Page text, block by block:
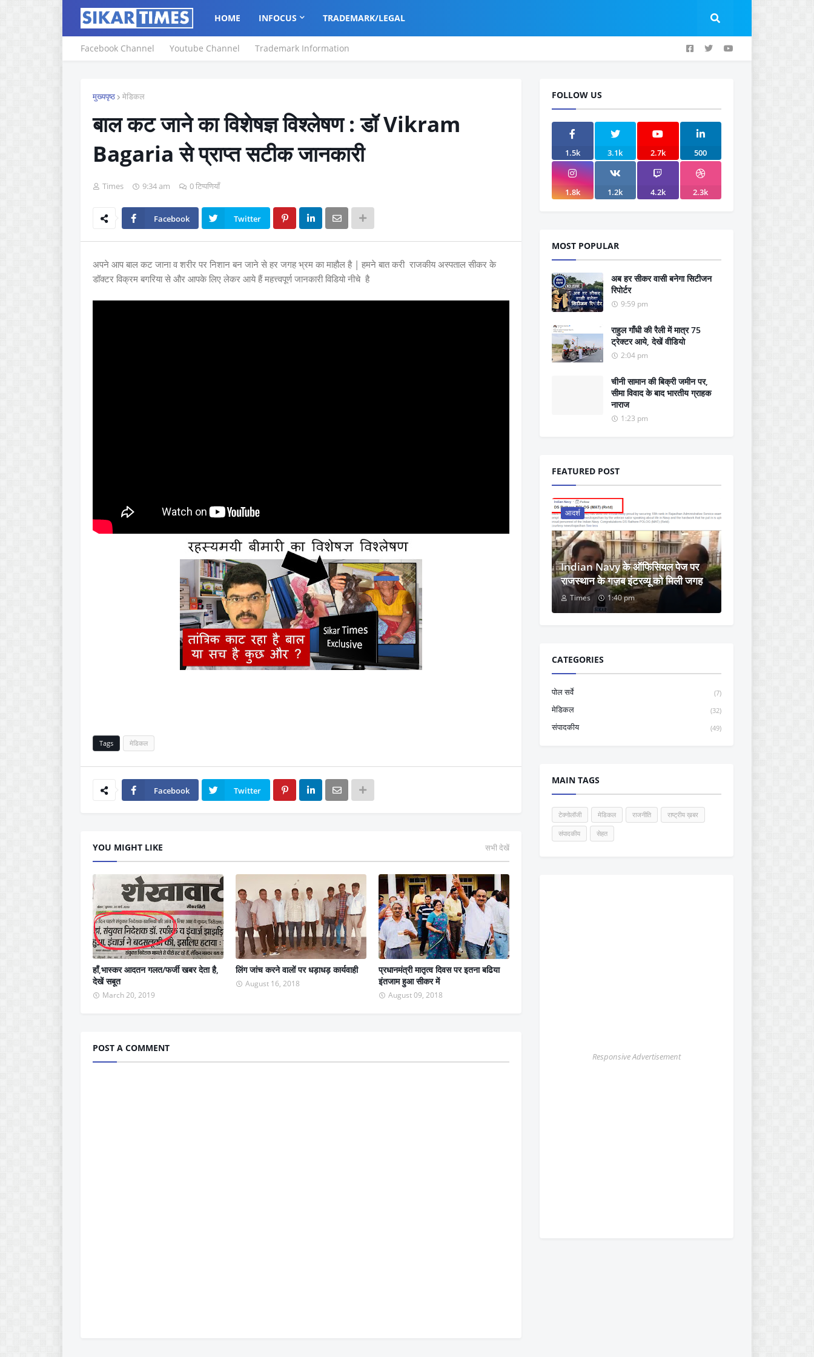
HOME INFOCUS TRADEMARK/LEGAL
Facebook Channel Youtube Channel Trademark Information
मुख्यपृष्ठ मेडिकल
बाल कट जाने का विशेषज्ञ विश्लेषण : डॉ Vikram
Bagaria से प्राप्त सटीक जानकारी
Times 9:34 am 0 टिप्पणियाँ
Facebook Twitter
अपने आप बाल कट जाना व शरीर पर निशान बन जाने से हर जगह भ्रम का माहौल है | हमने बात करी राजकीय अस्पताल सीकर के
डॉक्टर विक्रम बगरिया से और आपके लिए लेकर आये हैं महत्त्वपूर्ण जानकारी विडियो नीचे है
Tags मेडिकल
Facebook Twitter
YOU MIGHT LIKE सभी देखें
हाँ,भास्कर आदतन गलत/फर्जी खबर देता है,
देखें सबूत
March 20, 2019
लिंग जांच करने वालों पर धड़ाधड़ कार्यवाही
August 16, 2018
प्रधानमंत्री मातृत्व दिवस पर इतना बढिया
इंतजाम हुआ सीकर में
August 09, 2018
POST A COMMENT
FOLLOW US
1.5k 3.1k 2.7k 500
1.8k 1.2k 4.2k 2.3k
MOST POPULAR
अब हर सीकर वासी बनेगा सिटीजन
रिपोर्टर
9:59 pm
राहुल गाँधी की रैली में मात्र 75
ट्रेक्टर आये, देखें वीडियो
2:04 pm
चीनी सामान की बिक्री जमीन पर,
सीमा विवाद के बाद भारतीय ग्राहक
नाराज
1:23 pm
FEATURED POST
आदर्श
Indian Navy के ऑफिसियल पेज पर
राजस्थान के गज़ब इंटरव्यू को मिली जगह
Times 1:40 pm
CATEGORIES
पोल सर्वे (7)
मेडिकल (32)
संपादकीय (49)
MAIN TAGS
टेक्नोलॉजी मेडिकल राजनीति राष्ट्रीय ख़बर
संपादकीय सेहत
Responsive Advertisement